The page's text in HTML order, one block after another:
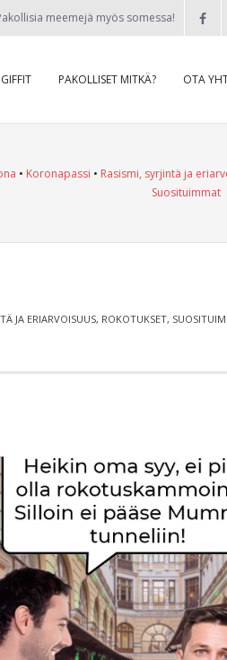
meemejä myös somessa!
PAKOLLISET MITKÄ? OTA
• Koronapassi • Rasismi, syrjintä ja
Suosituimmat
JA ERIARVOISUUS, ROKOTUKSET,